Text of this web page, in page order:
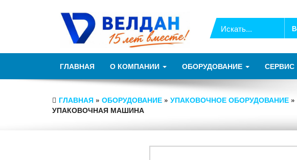
ГЛАВНАЯ О КОМПАНИИ ОБОРУДОВАНИЕ СЕРВИС
ГЛАВНАЯ » ОБОРУДОВАНИЕ » УПАКОВОЧНОЕ ОБОРУДОВАНИЕ »
УПАКОВОЧНАЯ МАШИНА